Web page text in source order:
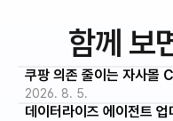
함께 보
쿠팡 의존 줄이는 자사몰
2026. 8. 5.
데이터라이즈 에이전트